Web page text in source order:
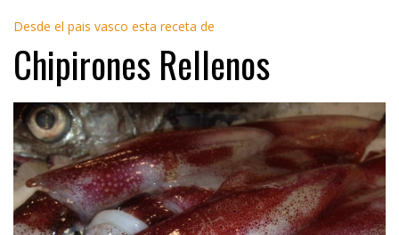
Desde el pais vasco esta receta de
Chipirones Rellenos